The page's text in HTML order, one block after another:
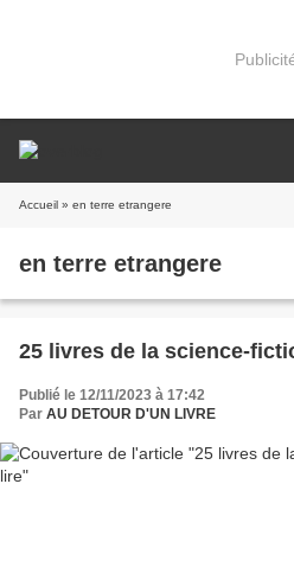
Accueil » en terre etrangere
en terre etrangere
25 livres de la science-
Publié le 12/11/2023 à 17:42
Par AU DETOUR D'UN LIVRE